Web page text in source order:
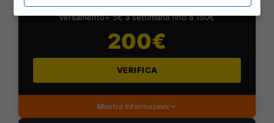
Su DaznBet ricevi: 50% fino a 50€ sul primo
versamento+ 5€ a settimana fino a 150€
200€
VERIFICA
Mostra Informazioni